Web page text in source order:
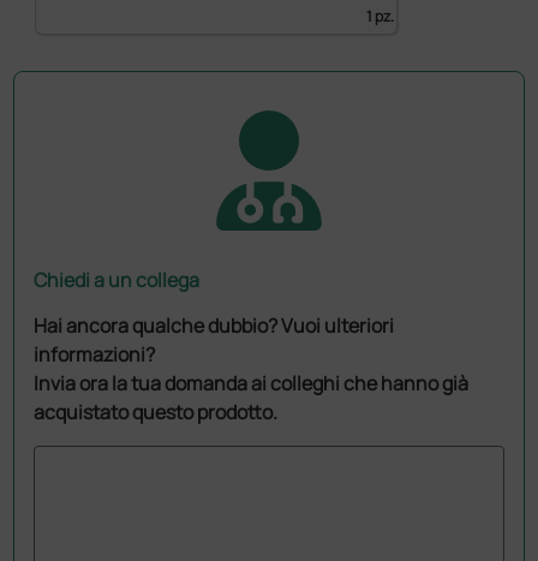
1 pz.
Chiedi a un collega
Hai ancora qualche dubbio? Vuoi ulteriori
informazioni?
Invia ora la tua domanda ai colleghi che hanno già
acquistato questo prodotto.